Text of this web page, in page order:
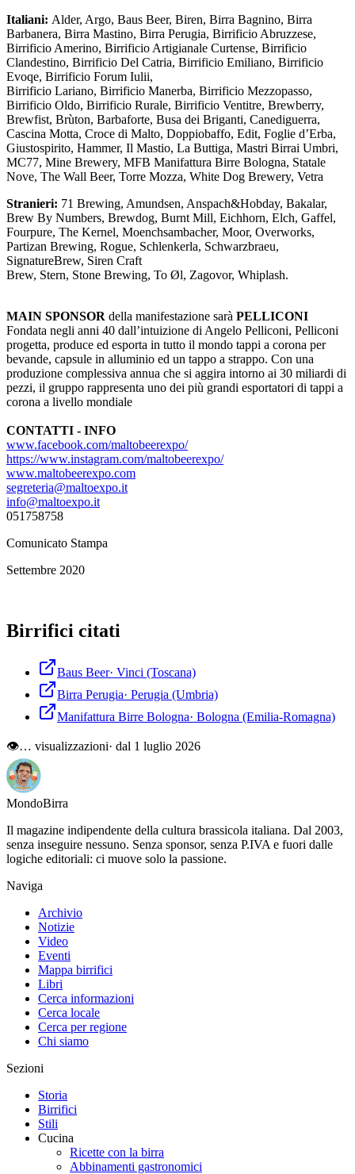
Italiani: Alder, Argo, Baus Beer, Biren, Birra Bagnino, Birra
Barbanera, Birra Mastino, Birra Perugia, Birrificio Abruzzese,
Birrificio Amerino, Birrificio Artigianale Curtense, Birrificio
Clandestino, Birrificio Del Catria, Birrificio Emiliano, Birrificio
Evoqe, Birrificio Forum Iulii,
Birrificio Lariano, Birrificio Manerba, Birrificio Mezzopasso,
Birrificio Oldo, Birrificio Rurale, Birrificio Ventitre, Brewberry,
Brewfist, Brùton, Barbaforte, Busa dei Briganti, Canediguerra,
Cascina Motta, Croce di Malto, Doppiobaffo, Edit, Foglie d’Erba,
Giustospirito, Hammer, Il Mastio, La Buttiga, Mastri Birrai Umbri,
MC77, Mine Brewery, MFB Manifattura Birre Bologna, Statale
Nove, The Wall Beer, Torre Mozza, White Dog Brewery, Vetra
Stranieri: 71 Brewing, Amundsen, Anspach&Hobday, Bakalar,
Brew By Numbers, Brewdog, Burnt Mill, Eichhorn, Elch, Gaffel,
Fourpure, The Kernel, Moenchsambacher, Moor, Overworks,
Partizan Brewing, Rogue, Schlenkerla, Schwarzbraeu,
SignatureBrew, Siren Craft
Brew, Stern, Stone Brewing, To Øl, Zagovor, Whiplash.
MAIN SPONSOR della manifestazione sarà PELLICONI
Fondata negli anni 40 dall’intuizione di Angelo Pelliconi, Pelliconi
progetta, produce ed esporta in tutto il mondo tappi a corona per
bevande, capsule in alluminio ed un tappo a strappo. Con una
produzione complessiva annua che si aggira intorno ai 30 miliardi di
pezzi, il gruppo rappresenta uno dei più grandi esportatori di tappi a
corona a livello mondiale
CONTATTI - INFO
www.facebook.com/maltobeerexpo/
https://www.instagram.com/maltobeerexpo/
www.maltobeerexpo.com
segreteria@maltoexpo.it
info@maltoexpo.it
051758758
Comunicato Stampa
Settembre 2020
Birrifici citati
Baus Beer· Vinci (Toscana)
Birra Perugia· Perugia (Umbria)
Manifattura Birre Bologna· Bologna (Emilia-Romagna)
👁… visualizzazioni· dal 1 luglio 2026
MondoBirra
Il magazine indipendente della cultura brassicola italiana. Dal 2003,
senza inseguire nessuno. Senza sponsor, senza P.IVA e fuori dalle
logiche editoriali: ci muove solo la passione.
Naviga
Archivio
Notizie
Video
Eventi
Mappa birrifici
Libri
Cerca informazioni
Cerca locale
Cerca per regione
Chi siamo
Sezioni
Storia
Birrifici
Stili
Cucina
Ricette con la birra
Abbinamenti gastronomici